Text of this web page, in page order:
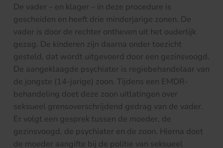
De vader – en klager – in deze procedure is
gescheiden en heeft drie minderjarige zonen. De
vader is door de rechter ontheven uit het ouderlijk
gezag. De kinderen zijn daarna onder toezicht
gesteld, dat wordt uitgevoerd door een gezinsvoogd.
De aangeklaagde psychiater is regiebehandelaar van
de jongste (14-jarige) zoon. Tijdens een EMDR-
behandeling doet deze zoon uitlatingen over
seksueel grensoverschrijdend gedrag van de vader.
Er volgt een gesprek tussen de moeder, de
gezinsvoogd, de psychiater en de zoon. Hierna doet
de moeder aangifte bij de politie van seksueel